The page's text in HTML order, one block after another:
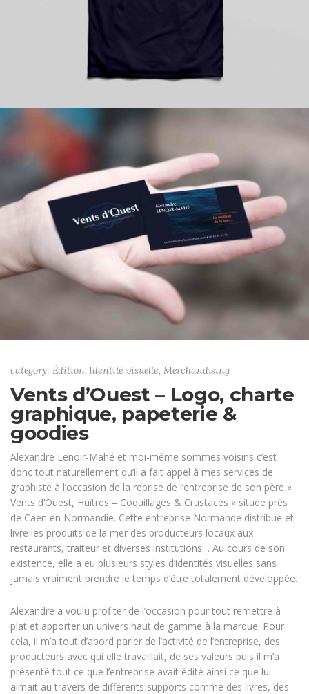
category: Édition, Identité visuelle, Merchandising
Vents d’Ouest – Logo, charte
graphique, papeterie &
goodies
Alexandre Lenoir-Mahé et moi-même sommes voisins c’est
donc tout naturellement qu’il a fait appel à mes services de
graphiste à l’occasion de la reprise de l’entreprise de son père «
Vents d’Ouest, Huîtres – Coquillages & Crustacés » située près
de Caen en Normandie. Cette entreprise Normande distribue et
livre les produits de la mer des producteurs locaux aux
restaurants, traiteur et diverses institutions… Au cours de son
existence, elle a eu plusieurs styles d’identités visuelles sans
jamais vraiment prendre le temps d’être totalement développée.
Alexandre a voulu profiter de l’occasion pour tout remettre à
plat et apporter un univers haut de gamme à la marque. Pour
cela, il m’a tout d’abord parler de l’activité de l’entreprise, des
producteurs avec qui elle travaillait, de ses valeurs puis il m’a
présenté tout ce que l’entreprise avait édité ainsi ce que lui
aimait au travers de différents supports comme des livres, des